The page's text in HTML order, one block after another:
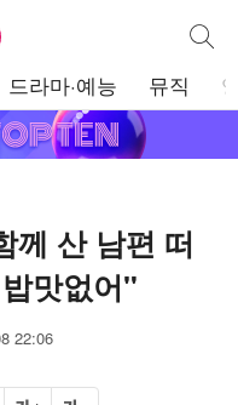
통합
드라마·예능 뮤직
께 산 남편 떠
맛없어"
22:06